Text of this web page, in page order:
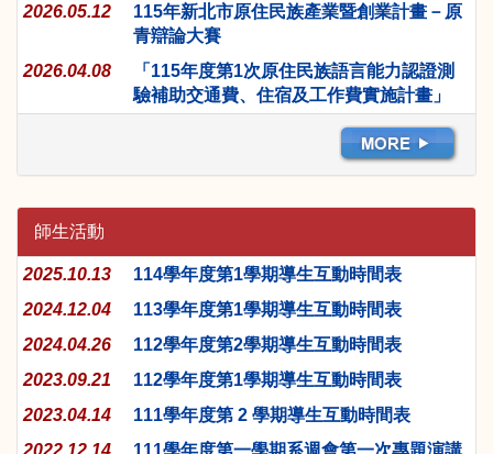
2026.05.12
115年新北市原住民族產業暨創業計畫－原
青辯論大賽
2026.04.08
「115年度第1次原住民族語言能力認證測
驗補助交通費、住宿及工作費實施計畫」
師生活動
2025.10.13
114學年度第1學期導生互動時間表
2024.12.04
113學年度第1學期導生互動時間表
2024.04.26
112學年度第2學期導生互動時間表
2023.09.21
112學年度第1學期導生互動時間表
2023.04.14
111學年度第 2 學期導生互動時間表